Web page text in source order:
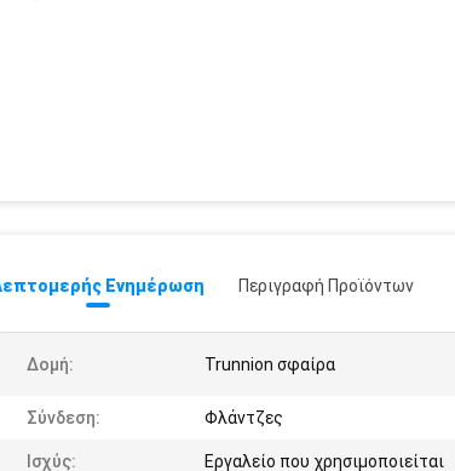
Ενημέρωση Περιγραφή Προϊόντων
Δομή: Trunnion σφαίρα
Σύνδεση: Φλάντζες
Ισχύς: Εργαλείο που χρησιμοποιείται